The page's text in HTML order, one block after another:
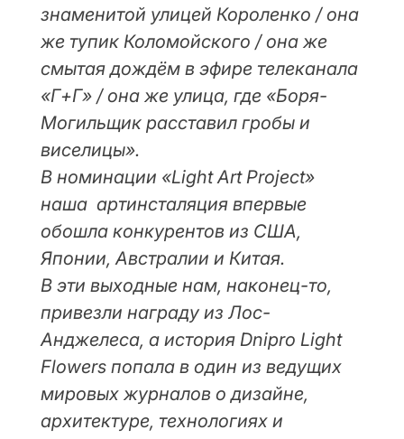
знаменитой улицей Короленко / она
же тупик Коломойского / она же
смытая дождём в эфире телеканала
«Г+Г» / она же улица, где «Боря-
Могильщик расставил гробы и
виселицы».
В номинации «Light Art Project»
наша артинсталяция впервые
обошла конкурентов из США,
Японии, Австралии и Китая.
В эти выходные нам, наконец-то,
привезли награду из Лос-
Анджелеса, а история Dnipro Light
Flowers попала в один из ведущих
мировых журналов о дизайне,
архитектуре, технологиях и